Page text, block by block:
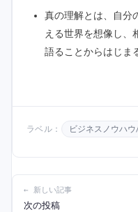
真の理解とは、自分
える世界を想像し、
語ることからはじま
ラベル： ビジネスノウハ
← 新しい記事
次の投稿